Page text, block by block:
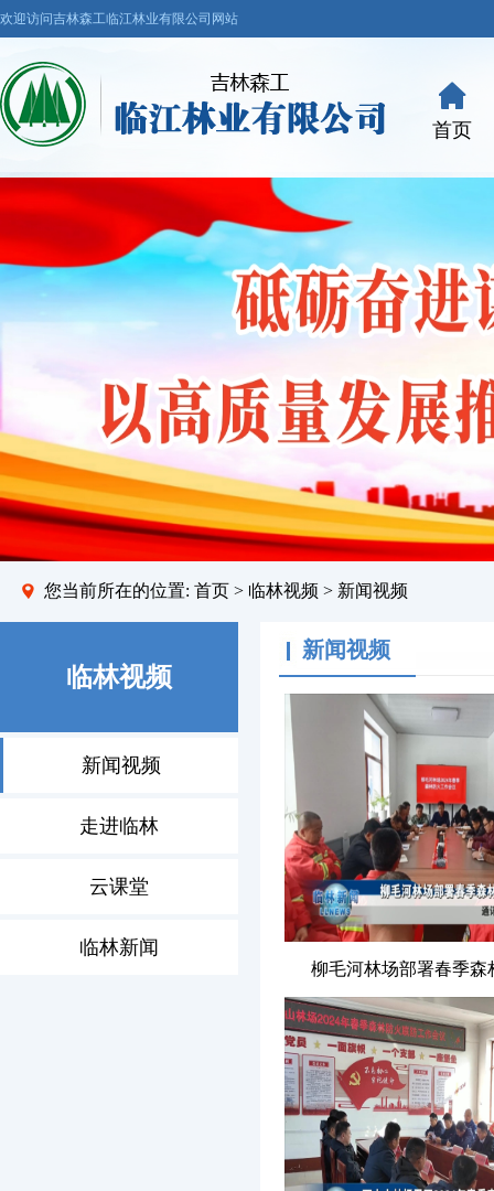
欢迎访问吉林森工临江林业有限公司网站
首页
您当前所在的位置: 首页 > 临林视频 > 新闻视频
临林视频
新闻视频
走进临林
云课堂
临林新闻
新闻视频
柳毛河林场部署春季森